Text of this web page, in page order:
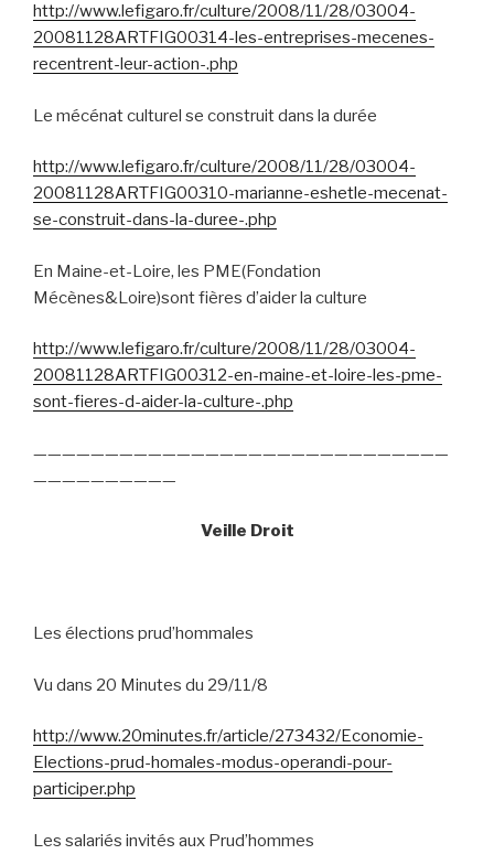
http://www.lefigaro.fr/culture/2008/11/28/03004-
20081128ARTFIG00314-les-entreprises-mecenes-
recentrent-leur-action-.php
Le mécénat culturel se construit dans la durée
http://www.lefigaro.fr/culture/2008/11/28/03004-
20081128ARTFIG00310-marianne-eshetle-mecenat-
se-construit-dans-la-duree-.php
En Maine-et-Loire, les PME(Fondation
Mécènes&Loire)sont fières d’aider la culture
http://www.lefigaro.fr/culture/2008/11/28/03004-
20081128ARTFIG00312-en-maine-et-loire-les-pme-
sont-fieres-d-aider-la-culture-.php
—————————————————————————————
——————————
Veille Droit
Les élections prud’hommales
Vu dans 20 Minutes du 29/11/8
http://www.20minutes.fr/article/273432/Economie-
Elections-prud-homales-modus-operandi-pour-
participer.php
Les salariés invités aux Prud’hommes